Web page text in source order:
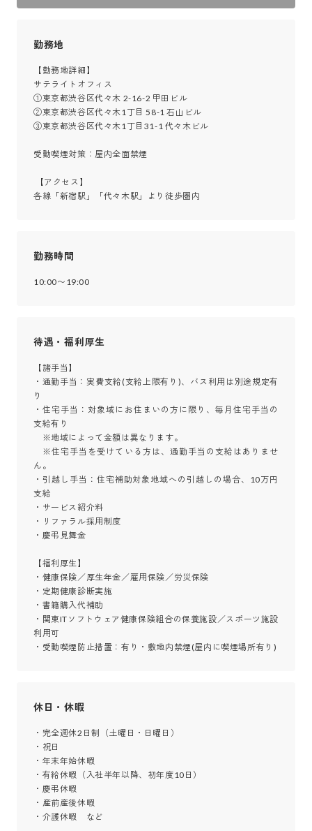
勤務地
【勤務地詳細】
サテライトオフィス
①東京都渋谷区代々木 2-16-2 甲田ビル
②東京都渋谷区代々木1丁目 58-1 石山ビル
③東京都渋谷区代々木1丁目31-1 代々木ビル
受動喫煙対策：屋内全面禁煙
各線「新宿駅」「代々木駅」より徒歩圏内
勤務時間
10:00〜19:00
待遇・福利厚生
【諸手当】
・通勤手当：実費支給(支給上限有り)、バス利用は別途規定有
り
・住宅手当：対象域にお住まいの方に限り、毎月住宅手当の
支給有り
※地域によって金額は異なります。
※住宅手当を受けている方は、通勤手当の支給はありませ
ん。
・引越し手当：住宅補助対象地域への引越しの場合、10万円
支給
・サービス紹介料
・リファラル採用制度
・慶弔見舞金
【福利厚生】
・健康保険／厚生年金／雇用保険／労災保険
・定期健康診断実施
・書籍購入代補助
・関東ITソフトウェア健康保険組合の保養施設／スポーツ施設
利用可
・受動喫煙防止措置：有り・敷地内禁煙(屋内に喫煙場所有り)
休日・休暇
・完全週休2日制（土曜日・日曜日）
・祝日
・年末年始休暇
・有給休暇（入社半年以降、初年度10日）
・慶弔休暇
・産前産後休暇
・介護休暇　など